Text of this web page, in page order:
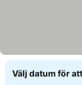
Välj datum för